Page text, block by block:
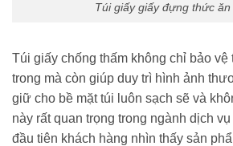
Túi giấy giấy đựng thức ăn
Túi giấy chống thấm không chỉ bảo vệ
trong mà còn giúp duy trì hình ảnh
giữ cho bề mặt túi luôn sạch sẽ và
này rất quan trọng trong ngành dịch
đầu tiên khách hàng nhìn thấy sản